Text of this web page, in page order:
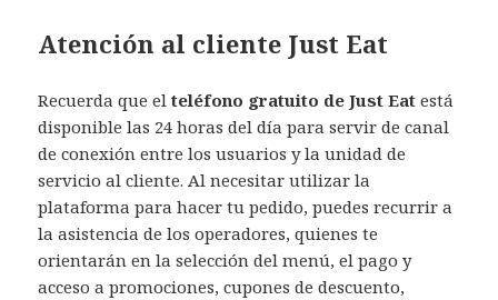
Atención al cliente Just Eat
Recuerda que elteléfono gratuito de Just Eatestá
disponible las 24 horas del día para servir de canal
de conexión entre los usuarios y la unidad de
servicio al cliente. Al necesitar utilizar la
plataforma para hacer tu pedido, puedes recurrir a
la asistencia de los operadores, quienes te
orientarán en la selección del menú, el pago y
acceso a promociones, cupones de descuento,